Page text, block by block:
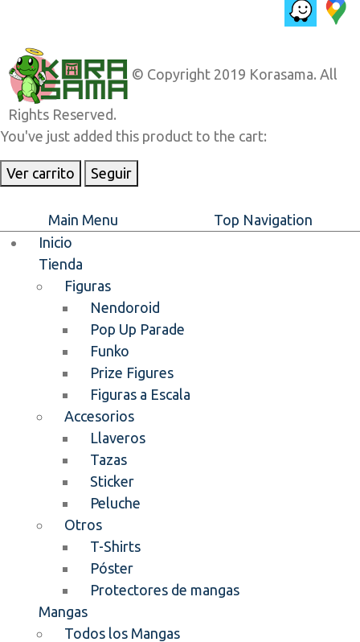
© Copyright 2019 Korasama. All
Rights Reserved.
You've just added this product to the cart:
Ver carrito Seguir
Main Menu
Top Navigation
Inicio
Tienda
Figuras
Nendoroid
Pop Up Parade
Funko
Prize Figures
Figuras a Escala
Accesorios
Llaveros
Tazas
Sticker
Peluche
Otros
T-Shirts
Póster
Protectores de mangas
Mangas
Todos los Mangas